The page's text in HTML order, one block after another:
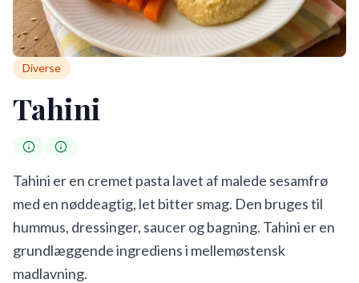
Diverse
Tahini
Tahini er en cremet pasta lavet af malede sesamfrø
med en nøddeagtig, let bitter smag. Den bruges til
hummus, dressinger, saucer og bagning. Tahini er en
grundlæggende ingrediens i mellemøstensk
madlavning.